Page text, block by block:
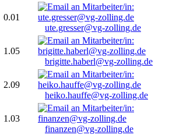
0.01
ute.gresser@vg-zolling.de
1.05
brigitte.haberl@vg-zolling.de
2.09
heiko.hauffe@vg-zolling.de
1.03
finanzen@vg-zolling.de